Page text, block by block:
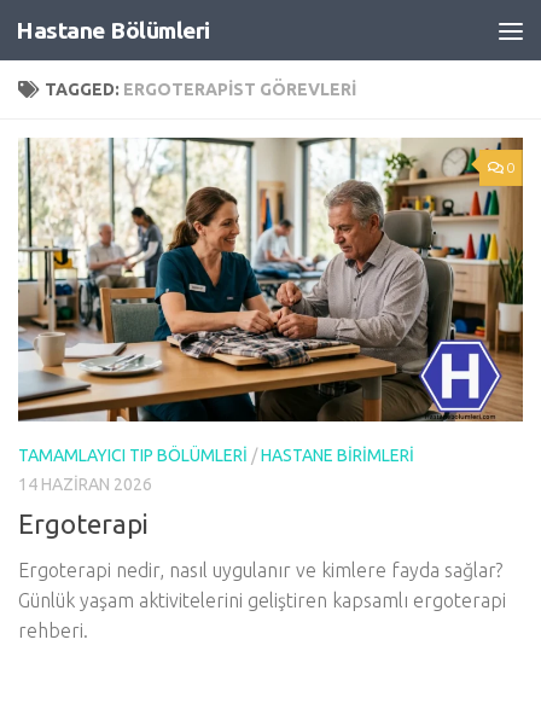
Skip to content
Hastane Bölümleri
TAGGED: ERGOTERAPIST GÖREVLERI
0
TAMAMLAYICI TIP BÖLÜMLERI /HASTANE BIRIMLERI
14 HAZIRAN 2026
Ergoterapi
Ergoterapi nedir, nasıl uygulanır ve kimlere fayda sağlar?
Günlük yaşam aktivitelerini geliştiren kapsamlı ergoterapi
rehberi.